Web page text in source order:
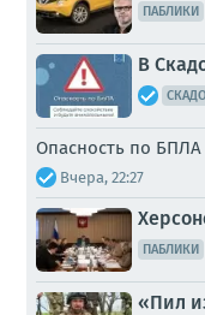
ПАБЛИКИ
В
Опасность по БПЛА
Вчера, 22:27
ПАБЛИКИ
«Пил